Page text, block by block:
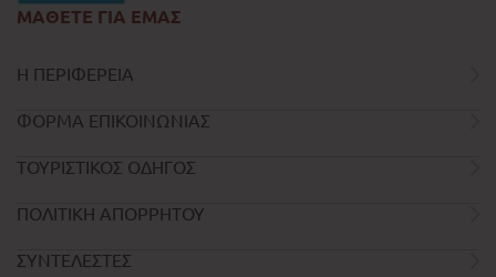
ΜΑΘΕΤΕ ΓΙΑ ΕΜΑΣ
Η ΠΕΡΙΦΕΡΕΙΑ
ΦΟΡΜΑ ΕΠΙΚΟΙΝΩΝΙΑΣ
ΤΟΥΡΙΣΤΙΚΟΣ ΟΔΗΓΟΣ
ΠΟΛΙΤΙΚΗ ΑΠΟΡΡΗΤΟΥ
ΣΥΝΤΕΛΕΣΤΕΣ